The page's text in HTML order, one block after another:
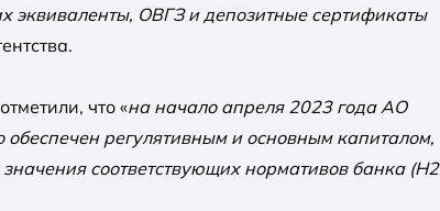
эквиваленты, ОВГЗ и депозитные сертификаты
что «на начало апреля 2023 года АО
регулятивным и основным капиталом,
соответствующих нормативов банка (Н2